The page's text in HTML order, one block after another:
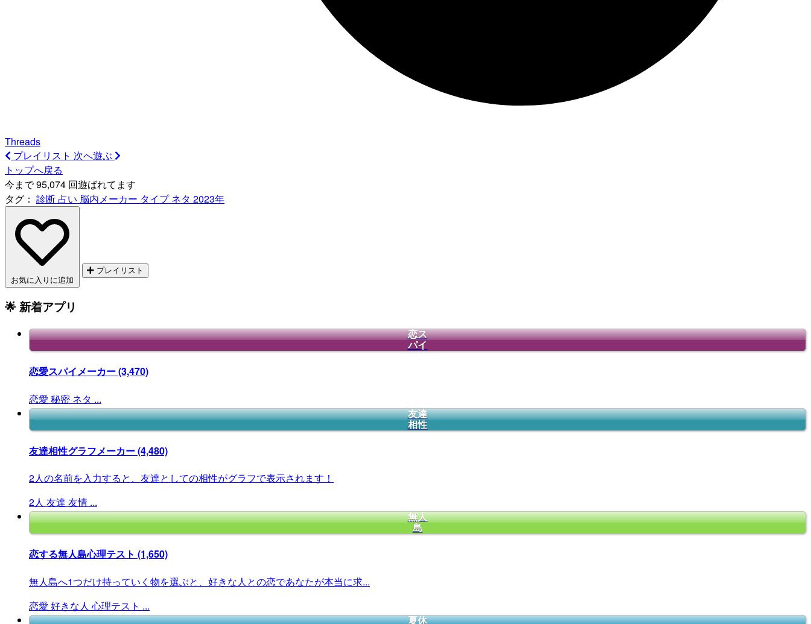
Threads
プレイリスト 次へ遊ぶ
トップへ戻る
今まで 95,074 回遊ばれてます
タグ： 診断 占い 脳内メーカー タイプネタ 2023年
お気に入りに追加
プレイリスト
🌟 新着アプリ
恋ス
パイ
恋愛スパイメーカー(3,470)
恋愛 秘密 ネタ ...
友達
相性
友達相性グラフメーカー(4,480)
2人の名前を入力すると、友達としての相性がグラフで表示されます！
2人 友達 友情 ...
無人
島
恋する無人島心理テスト (1,650)
無人島へ1つだけ持っていく物を選ぶと、好きな人との恋であなたが本当に求...
恋愛 好きな人 心理テスト ...
夏休